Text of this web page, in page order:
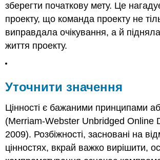
зберегти початкову мету. Це нагадує
проекту, що команда проекту не
виправдала очікування, а й
життя проекту.
Уточнити значення
Цінності є бажаними принципами
(Merriam-Webster Unbridged Online
2009). Розбіжності, засновані на
цінностях, вкрай важко вирішити,